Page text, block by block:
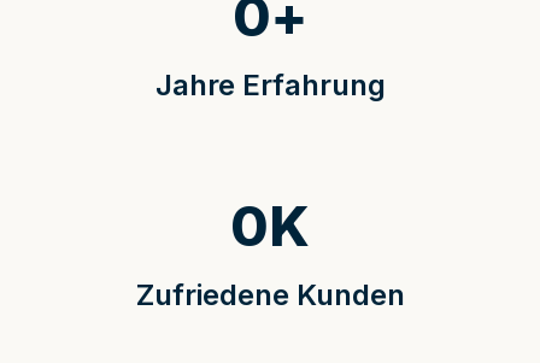
Jahre Erfahrung
0+
Zufriedene Kunden
0K